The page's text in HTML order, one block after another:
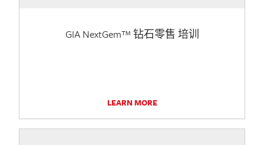
GIA NextGem™ 钻石零售 培训
LEARN MORE